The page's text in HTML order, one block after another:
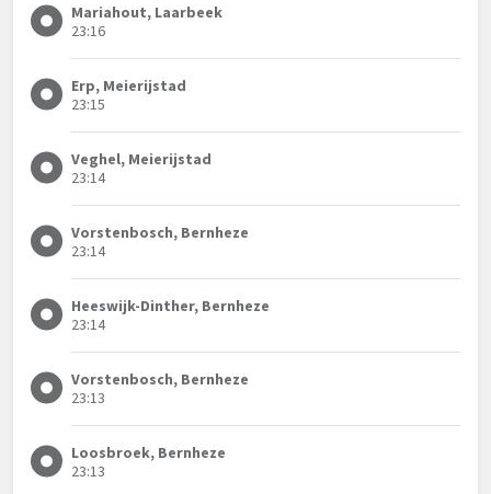
Mariahout, Laarbeek
23:16
Erp, Meierijstad
23:15
Veghel, Meierijstad
23:14
Vorstenbosch, Bernheze
23:14
Heeswijk-Dinther, Bernheze
23:14
Vorstenbosch, Bernheze
23:13
Loosbroek, Bernheze
23:13